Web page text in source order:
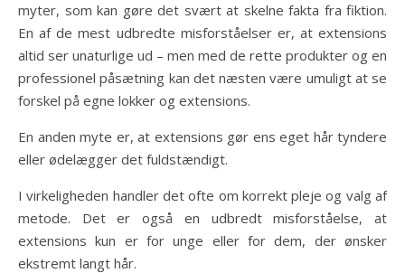
myter, som kan gøre det svært at skelne fakta fra fiktion.
En af de mest udbredte misforståelser er, at extensions
altid ser unaturlige ud – men med de rette produkter og en
professionel påsætning kan det næsten være umuligt at se
forskel på egne lokker og extensions.
En anden myte er, at extensions gør ens eget hår tyndere
eller ødelægger det fuldstændigt.
I virkeligheden handler det ofte om korrekt pleje og valg af
metode. Det er også en udbredt misforståelse, at
extensions kun er for unge eller for dem, der ønsker
ekstremt langt hår.